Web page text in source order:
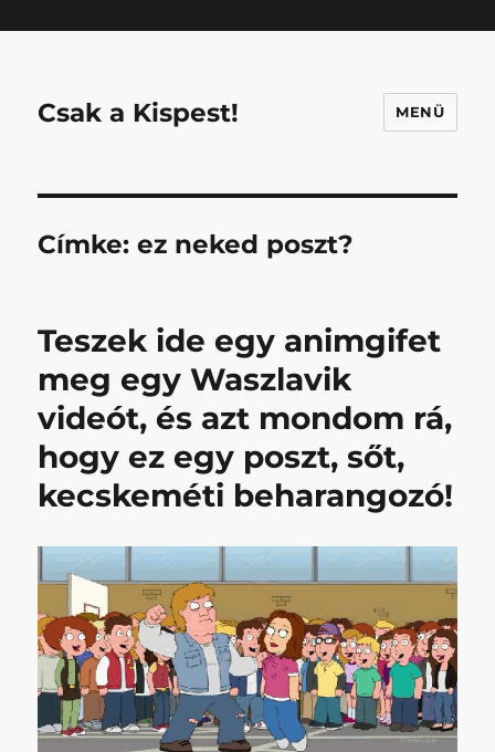
Csak a Kispest! MENÜ
Címke:ez neked poszt?
Teszek ide egy animgifet
meg egy Waszlavik
videót, és azt mondom rá,
hogy ez egy poszt, sőt,
kecskeméti beharangozó!